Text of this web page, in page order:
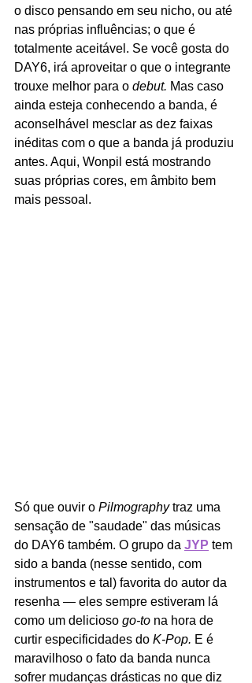
o disco pensando em seu nicho, ou até
nas próprias influências; o que é
totalmente aceitável. Se você gosta do
DAY6, irá aproveitar o que o integrante
trouxe melhor para o debut. Mas caso
ainda esteja conhecendo a banda, é
aconselhável mesclar as dez faixas
inéditas com o que a banda já produziu
antes. Aqui, Wonpil está mostrando
suas próprias cores, em âmbito bem
mais pessoal.
Só que ouvir o Pilmography traz uma
sensação de "saudade" das músicas
do DAY6 também. O grupo da JYP tem
sido a banda (nesse sentido, com
instrumentos e tal) favorita do autor da
resenha — eles sempre estiveram lá
como um delicioso go-to na hora de
curtir especificidades do K-Pop. E é
maravilhoso o fato da banda nunca
sofrer mudanças drásticas no que diz